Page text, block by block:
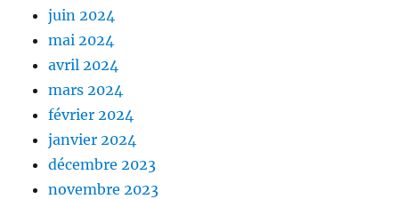
juin 2024
mai 2024
avril 2024
mars 2024
février 2024
janvier 2024
décembre 2023
novembre 2023